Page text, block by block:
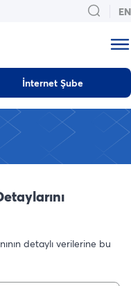
EN
İnternet Şube
detaylı verilerine bu